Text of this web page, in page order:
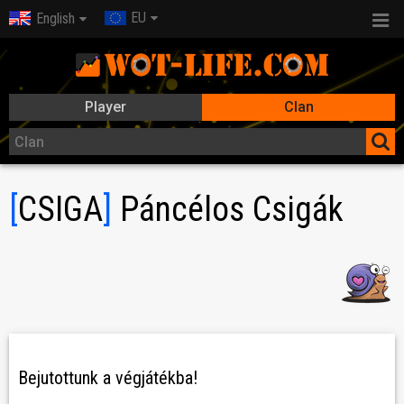
English EU
Player Clan
CSIGA Páncélos Csigák
Bejutottunk a végjátékba!